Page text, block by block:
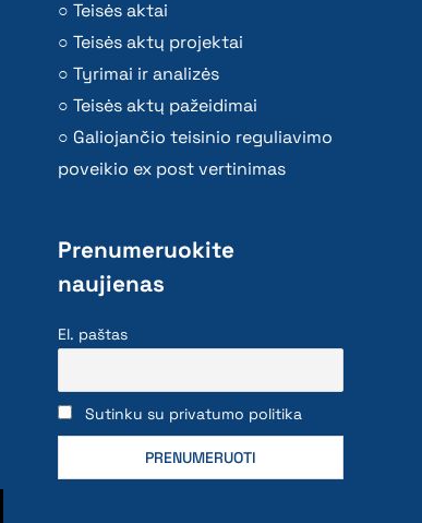
Teisės aktai
Teisės aktų projektai
Tyrimai ir analizės
Teisės aktų pažeidimai
Galiojančio teisinio reguliavimo
poveikio ex post vertinimas
Prenumeruokite
naujienas
El. paštas
Sutinku su privatumo politika